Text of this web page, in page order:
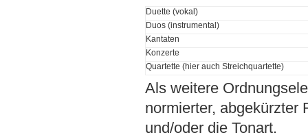
Duette (vokal)
Duos (instrumental)
Kantaten
Konzerte
Quartette (hier auch Streichquartette)
Als weitere
normierter, abgekürzter
und/oder die Tonart.